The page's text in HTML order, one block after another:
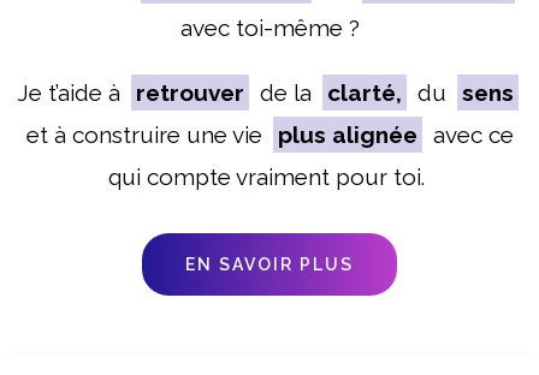
avec toi-même ?
Je t’aide à retrouver de la clarté, du
sens
et à construire une vie
plus alignée
avec ce
qui compte vraiment pour toi.
EN SAVOIR PLUS